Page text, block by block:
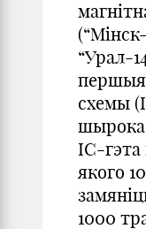
“Урал-
першыя
схемы
ІС-
якого
1000